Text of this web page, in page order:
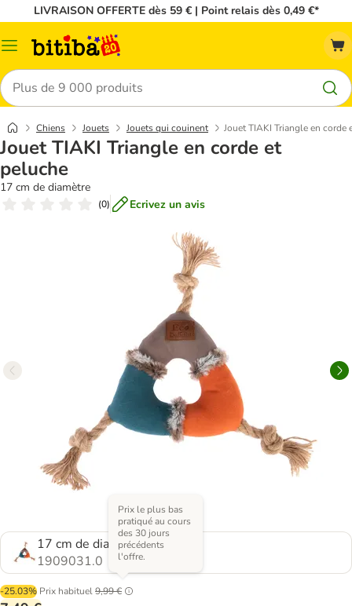
LIVRAISON OFFERTE dès 59 € | Point relais dès 0,49 €*
Menu
Rechercher
Chiens Jouets Jouets qui couinent Jouet TIAKI Triangle en corde
Jouet TIAKI Triangle en corde et
peluche
17 cm de diamètre
(0) Ecrivez un avis
17 cm de diamètre
1909031.0
-25.03% Prix habituel9,99 €
Prix le plus bas
pratiqué au cours
des 30 jours
précédents
l'offre.